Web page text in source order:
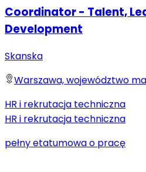
Coordinator - Talent,
Development
Skanska
Warszawa, województwo
HR i rekrutacja techniczna
HR i rekrutacja techniczna
pełny etatumowa o pracę